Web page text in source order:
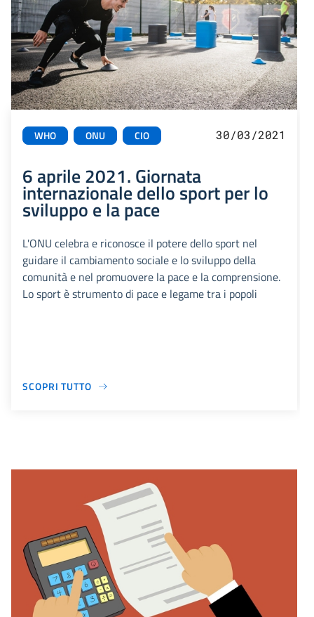
WHO ONU CIO 30/03/2021
6 aprile 2021. Giornata
internazionale dello sport per lo
sviluppo e la pace
L'ONU celebra e riconosce il potere dello sport nel
guidare il cambiamento sociale e lo sviluppo della
comunità e nel promuovere la pace e la comprensione.
Lo sport è strumento di pace e legame tra i popoli
SCOPRI TUTTO